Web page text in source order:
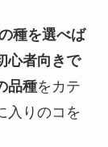
の種を選べば
心者向きで
品種をカテ
入りのコを